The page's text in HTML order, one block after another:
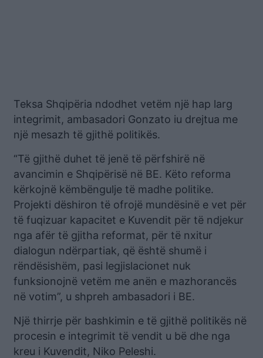
Teksa Shqipëria ndodhet vetëm një hap larg
integrimit, ambasadori Gonzato iu drejtua me
një mesazh të gjithë politikës.
“Të gjithë duhet të jenë të përfshirë në
avancimin e Shqipërisë në BE. Këto reforma
kërkojnë këmbëngulje të madhe politike.
Projekti dëshiron të ofrojë mundësinë e vet për
të fuqizuar kapacitet e Kuvendit për të ndjekur
nga afër të gjitha reformat, për të nxitur
dialogun ndërpartiak, që është shumë i
rëndësishëm, pasi legjislacionet nuk
funksionojnë vetëm me anën e mazhorancës
në votim”, u shpreh ambasadori i BE.
Një thirrje për bashkimin e të gjithë politikës në
procesin e integrimit të vendit u bë dhe nga
kreu i Kuvendit, Niko Peleshi.